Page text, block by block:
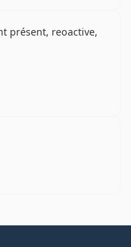
présent, reoactive,